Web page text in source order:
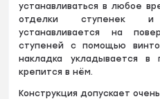
устанавливаться в любое
отделки ступенек
устанавливается на
ступеней с помощью
накладка укладывается
крепится в нём.
Конструкция допускает очень